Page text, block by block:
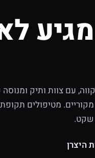
עם צוות ותיק ומנוסה
מטיפולים
שקט.
היצרן